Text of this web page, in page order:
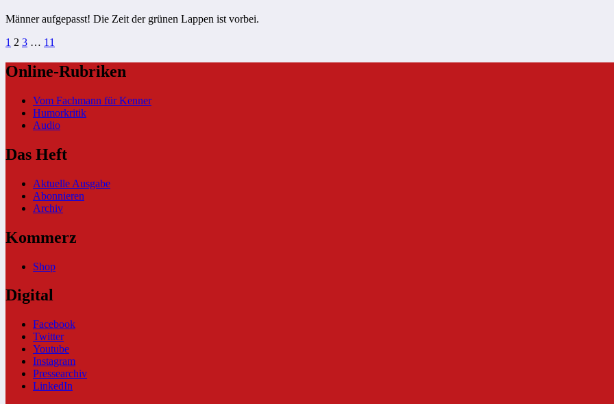
Männer aufgepasst! Die Zeit der grünen Lappen ist vorbei.
Seitennummerierung
der
Beiträge
1 2 3 … 11
Online-Rubriken
Vom Fachmann für Kenner
Humorkritik
Audio
Das Heft
Aktuelle Ausgabe
Abonnieren
Archiv
Kommerz
Shop
Digital
Facebook
Twitter
Youtube
Instagram
Pressearchiv
LinkedIn